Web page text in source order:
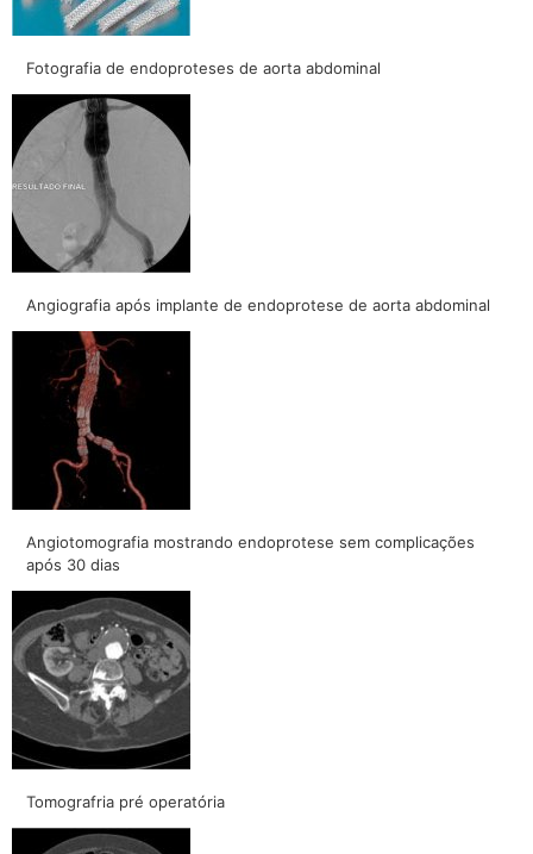
Fotografia de endoproteses de aorta abdominal
Angiografia após implante de endoprotese de aorta abdominal
Angiotomografia mostrando endoprotese sem complicações
após 30 dias
Tomografria pré operatória